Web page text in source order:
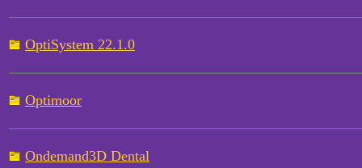
OptiSystem 22.1.0
Optimoor
Ondemand3D Dental